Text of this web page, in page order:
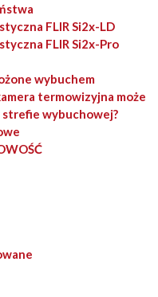
FLIR Si2x-LD
FLIR Si2x-Pro
wybuchem
termowizyjna może
strefie wybuchowej?